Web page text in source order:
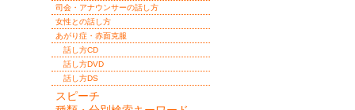
司会・アナウンサーの話し方
女性との話し方
あがり症・赤面克服
話し方CD
話し方DVD
話し方DS
スピーチ